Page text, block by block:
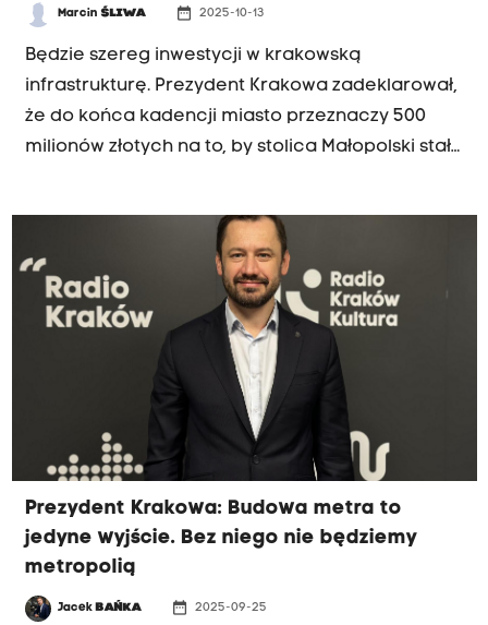
przyszłego roku.
MarcinŚLIWA date_range 2025-10-13
Będzie szereg inwestycji w krakowską
infrastrukturę. Prezydent Krakowa zadeklarował,
że do końca kadencji miasto przeznaczy 500
milionów złotych na to, by stolica Małopolski stała
Prezydent Krakowa: Budowa metra to
jedyne wyjście. Bez niego nie będziemy
metropolią
Jacek BAŃKA date_range 2025-09-25